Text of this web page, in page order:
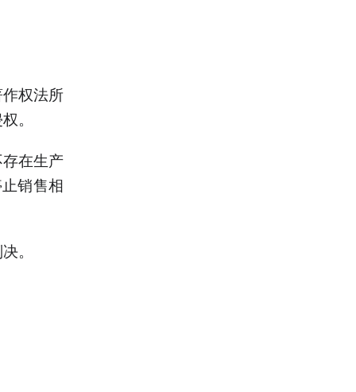
权法所
。
在生产
销售相
。